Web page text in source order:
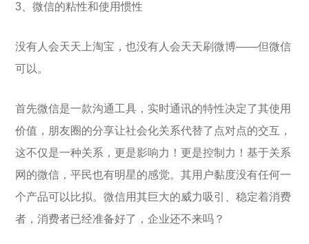
3、微信的粘性和使用惯性
没有人会天天上淘宝，也没有人会天天刷微博——但微信
可以。
首先微信是一款沟通工具，实时通讯的特性决定了其使用
价值，朋友圈的分享让社会化关系代替了点对点的交互，
这不仅是一种关系，更是影响力！更是控制力！基于关系
网的微信，平民也有明星的感觉。其用户黏度没有任何一
个产品可以比拟。微信用其巨大的威力吸引、稳定着消费
者，消费者已经准备好了，企业还不来吗？